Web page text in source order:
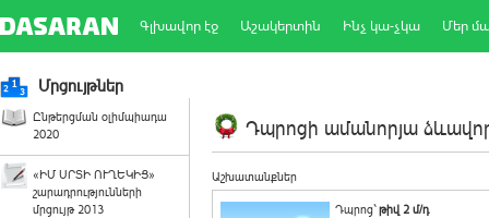
Գլխավոր էջ Աշակերտին Ինչ կա-չկա Մեր
Մրցույթներ
Ընթերցման օլիմպիադա
2020
«ԻՄ ՍՐՏԻ ՈՒՂԵԿԻՑ»
շարադրությունների
մրցույթ 2013
Դպրոցի ամանորյա
Աշխատանքներ
Դպրոց`թիվ 2 մ/դ